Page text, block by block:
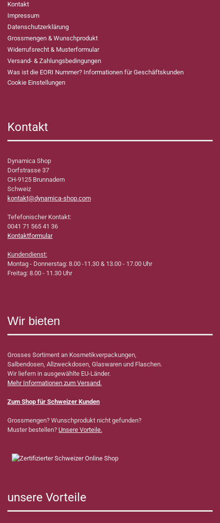
Kontakt
Impressum
Datenschutzerklärung
Grossmengen & Wunschprodukt
Widerrufsrecht & Musterformular
Versand- & Zahlungsbedingungen
Was ist die EORI Nummer? Informationen für Geschäftskunden
Cookie Einstellungen
Kontakt
Dynamica Shop
Dorfstrasse 37
CH-9125 Brunnadern
Schweiz
kontakt@dynamica-shop.com
Tefefonischer Kontakt:
0041 71 565 41 36
Kontaktformular
Kundendienst:
Montag - Donnerstag: 8.00 -11.30 & 13.00 - 17.00 Uhr
Freitag: 8.00 - 11.30 Uhr
Wir bieten
Grosses Sortiment an Kosmetikverpackungen,
Salbendosen, Allzweckdosen, Glaswaren und Flaschen.
Wir liefern in ausgewählte EU-Länder.
Mehr Informationen zum Versand.
Zum Shop für Schweizer Kunden
Grossmengen? Wunschprodukt nicht gefunden?
Muster bestellen? Unsere Vorteile.
unsere Vorteile